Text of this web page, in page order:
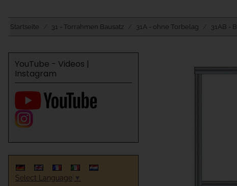
Startseite 31 - Torrahmen Bausatz 31A - ohne Torbelag 31AB -
YouTube - Videos |
Instagram
Select Language ▼